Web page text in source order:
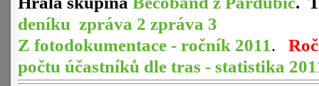
deníku zpráva 2 zpráva 3
Z fotodokumentace - ročník 2011.
počtu účastníků dle tras - statistika